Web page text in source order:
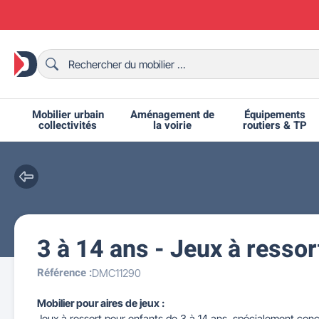
Mobilier urbain
collectivités
Bancs urbains
Aménagement de
la voirie
Bornes et potelets urbains
Équipements
routiers & TP
Ralentisseurs routiers
Grilles d'exposition
Fêtes et événements
Chaises de collectivité
Mobilier intérieur CHR
Chaises et bancs scolaires
Tables de ping-pong
3 à 14 ans - Jeux à
Référence :DMC11290
Mobilier pour aires de jeux :